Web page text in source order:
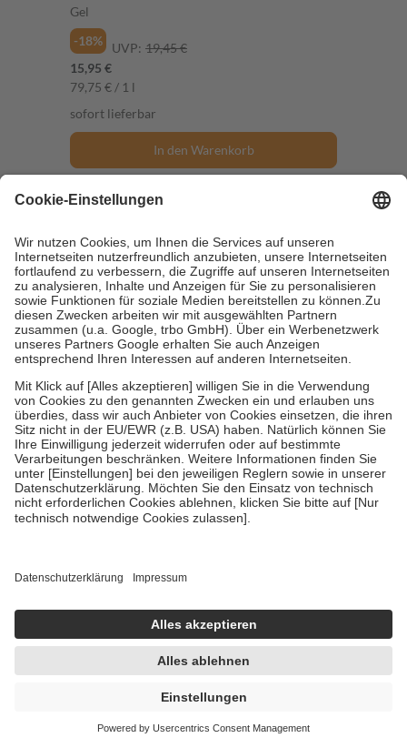
Gel
-18%
UVP: 19,45 €
15,95 €
79,75 € / 1 l
sofort lieferbar
In den Warenkorb
Eucerin DERMOPURE CLINICAL
ERNEUERNDES REINIGUNGSGEL 400 ml
Gel
400 ml
Gel
-13% UVP: 25,25 €
21,90 €
54,75 € / 1 l
In den Warenkorb